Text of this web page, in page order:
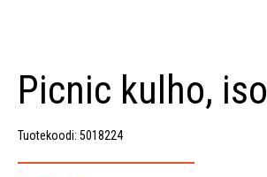
Picnic kulho, iso
Tuotekoodi: 5018224